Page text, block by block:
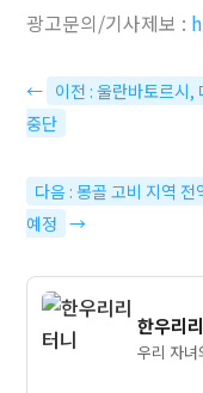
광고문의/기사제보 :
← 이전 : 울란바토르시,
중단
다음 : 몽골 고비 지역
예정 →
한우리
우리 자녀